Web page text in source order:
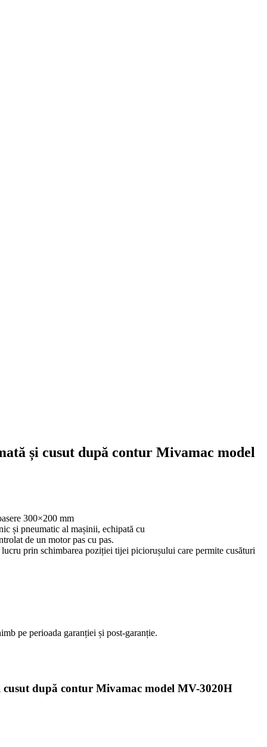
și cusut după contur Mivamac model
300×200 mm
și pneumatic al mașinii, echipată cu
de un motor pas cu pas.
lucru prin schimbarea poziției tijei piciorușului care permite cusături
pe perioada garanției și post-garanție.
după contur Mivamac model MV-3020H